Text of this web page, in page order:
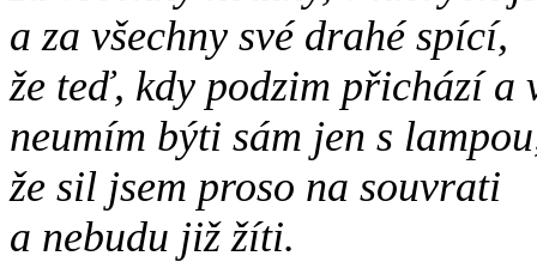
a za všechny své drahé spící,
že teď, kdy podzim přichází a
neumím býti sám jen s
že sil jsem proso na souvrati
a nebudu již žíti.